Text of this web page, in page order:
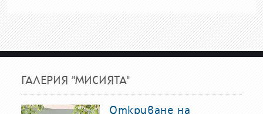
ГАЛЕРИЯ "МИСИЯТА"
Откриване на